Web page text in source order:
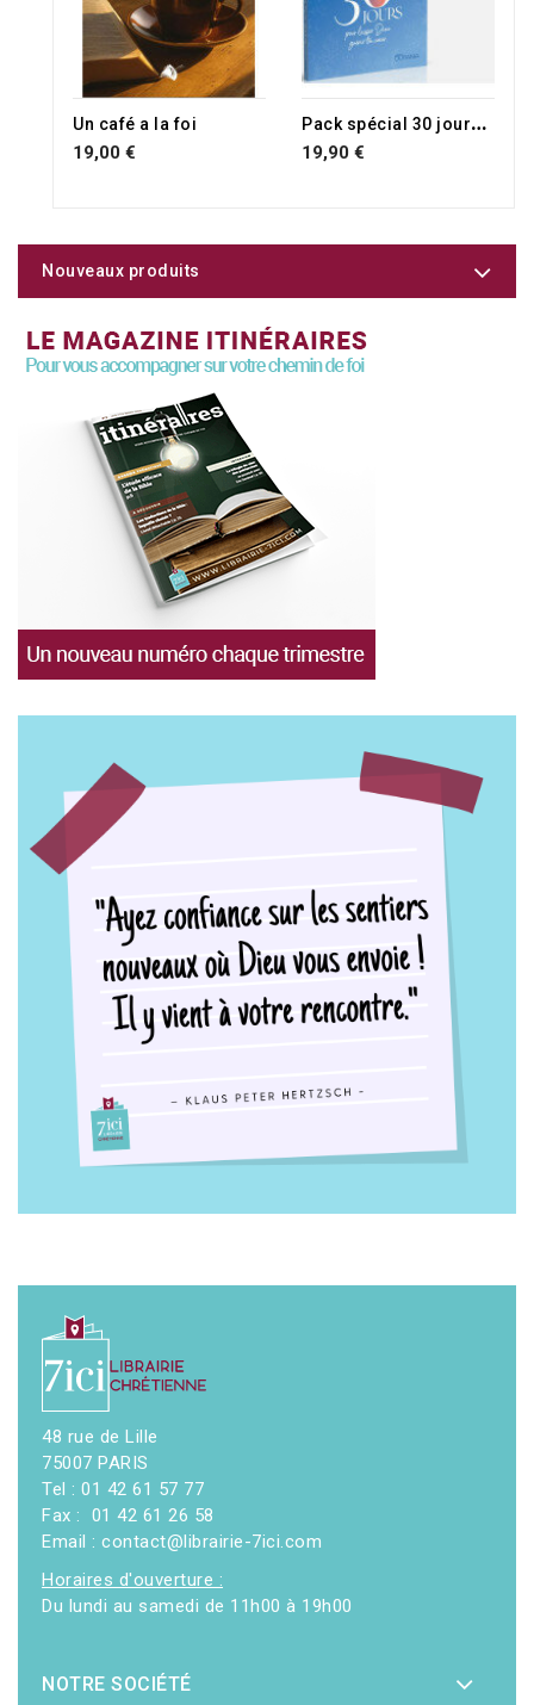
Un café a la foi
19,00 €
P
ack spécial 30 jours pour laisser Dieu guérir ton coeur
19,90 €
Nouveaux produits
48 rue de Lille
75007 PARIS
Tel : 01 42 61 57 77
Fax : 01 42 61 26 58
Email : contact@librairie-7ici.com
Horaires d'ouverture :
Du lundi au samedi de 11h00 à 19h00
NOTRE SOCIÉTÉ